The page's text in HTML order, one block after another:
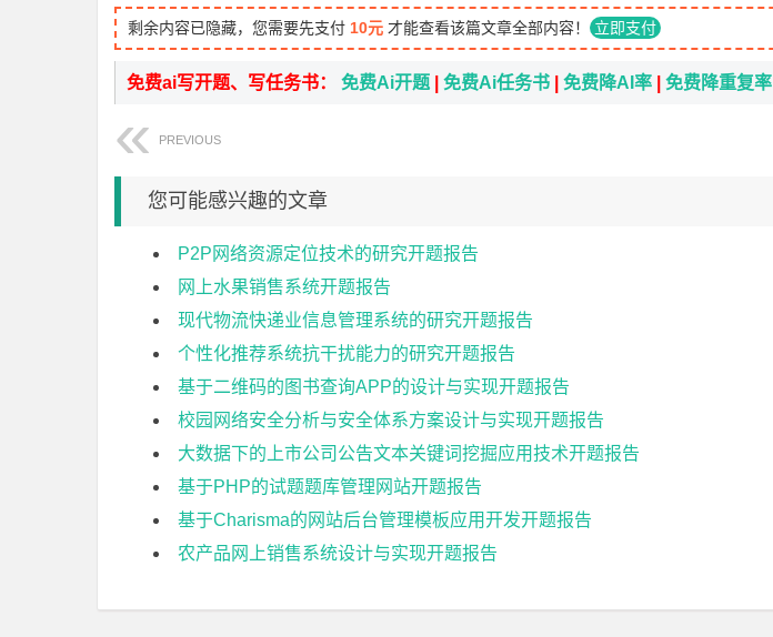
剩余内容已隐藏，您需要先支付 10元 才能查看该篇文章全部内容！ 立即支付
免费ai写开题、写任务书： 免费Ai开题 免费Ai任务书 免费降AI率 免费降重复率
PREVIOUS
您可能感兴趣的文章
P2P网络资源定位技术的研究开题报告
网上水果销售系统开题报告
现代物流快递业信息管理系统的研究开题报告
个性化推荐系统抗干扰能力的研究开题报告
基于二维码的图书查询APP的设计与实现开题报告
校园网络安全分析与安全体系方案设计与实现开题报告
大数据下的上市公司公告文本关键词挖掘应用技术开题报告
基于PHP的试题题库管理网站开题报告
基于Charisma的网站后台管理模板应用开发开题报告
农产品网上销售系统设计与实现开题报告